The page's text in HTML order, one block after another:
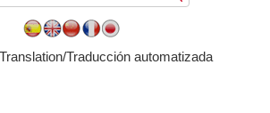
Traducción automatizada